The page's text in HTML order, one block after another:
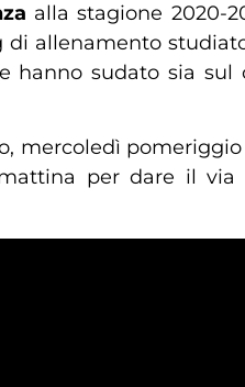
alla stagione 2020-
allenamento
hanno sudato sia sul
mercoledì
per dare il